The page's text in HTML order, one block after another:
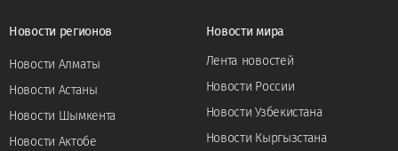
Новости регионов
Новости Алматы
Новости Астаны
Новости Шымкента
Новости Актобе
Новости мира
Лента новостей
Новости России
Новости Узбекистана
Новости Кыргызстана